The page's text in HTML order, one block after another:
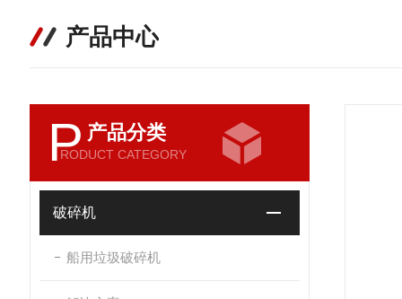
产品中心
P 产品分类
RODUCT CATEGORY
破碎机
船用垃圾破碎机